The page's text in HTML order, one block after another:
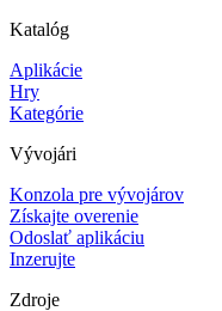
Katalóg
Aplikácie
Hry
Kategórie
Vývojári
Konzola pre vývojárov
Získajte overenie
Odoslať aplikáciu
Inzerujte
Zdroje